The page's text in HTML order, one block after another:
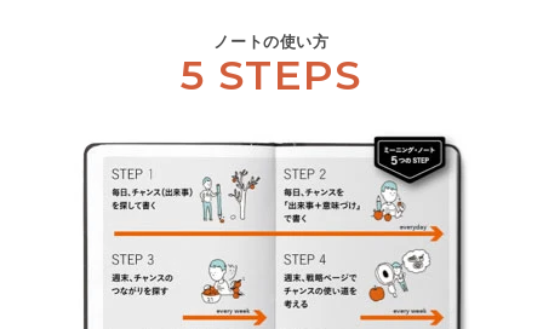
ノートの使い方
5 STEPS